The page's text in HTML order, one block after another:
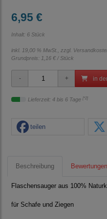
6,95 €
Inhalt: 6 Stück
inkl. 19,00 % MwSt., zzgl.
Grundpreis: 1,16 € / Stück
in
Lieferzeit: 4 bis 6 Tage [*2]
teilen
Beschreibung
Flaschensauger aus 100%
für Schafe und Ziegen